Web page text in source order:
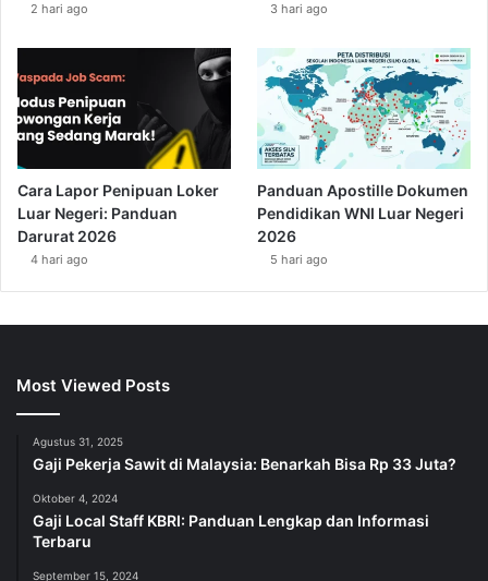
2 hari ago 3 hari ago
Cara Lapor Penipuan Loker
Luar Negeri: Panduan
Darurat 2026
4 hari ago
Panduan Apostille Dokumen
Pendidikan WNI Luar Negeri
2026
5 hari ago
Most Viewed Posts
Agustus 31, 2025
Gaji Pekerja Sawit di Malaysia: Benarkah Bisa Rp 33 Juta?
Oktober 4, 2024
Gaji Local Staff KBRI: Panduan Lengkap dan Informasi
Terbaru
September 15, 2024